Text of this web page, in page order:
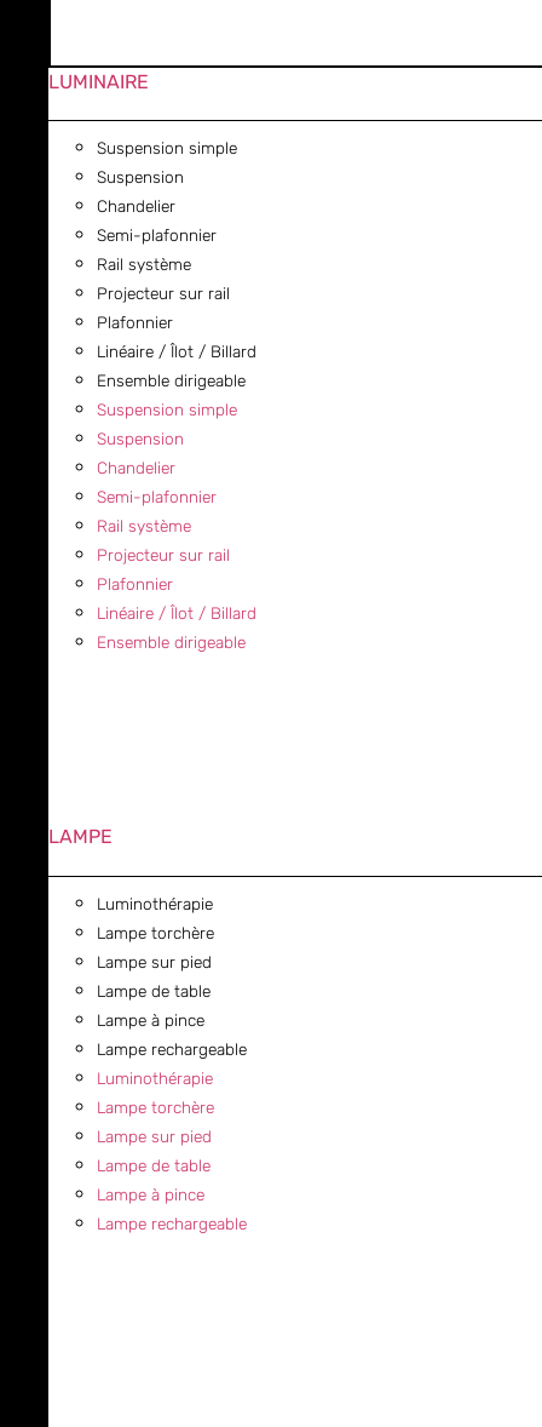
LUMINAIRE
Suspension simple
Suspension
Chandelier
Semi-plafonnier
Rail système
Projecteur sur rail
Plafonnier
Linéaire / Îlot / Billard
Ensemble dirigeable
Suspension simple
Suspension
Chandelier
Semi-plafonnier
Rail système
Projecteur sur rail
Plafonnier
Linéaire / Îlot / Billard
Ensemble dirigeable
LAMPE
Luminothérapie
Lampe torchère
Lampe sur pied
Lampe de table
Lampe à pince
Lampe rechargeable
Luminothérapie
Lampe torchère
Lampe sur pied
Lampe de table
Lampe à pince
Lampe rechargeable